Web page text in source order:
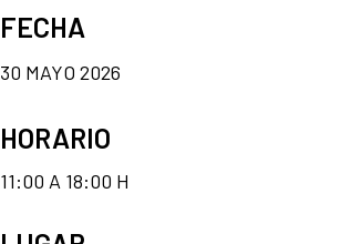
FECHA
30 MAYO 2026
HORARIO
11:00 A 18:00 H